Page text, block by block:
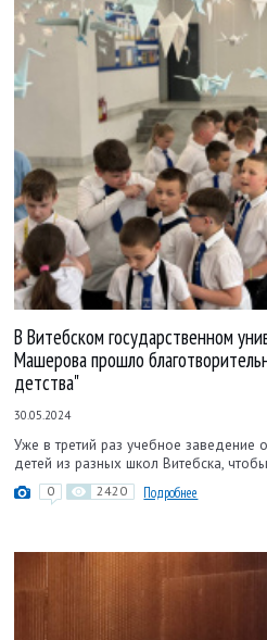
В Витебском государственном
Машерова прошло
детства"
30.05.2024
Уже в третий раз учебное заведение
детей из разных школ Витебска,
0 2420 Подробнее